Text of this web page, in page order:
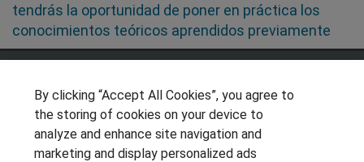
tendrás la oportunidad de poner en práctica los
conocimientos teóricos aprendidos previamente
OTROS GRUPOS DE INTERES
By clicking “Accept All Cookies”, you agree to
the storing of cookies on your device to
analyze and enhance site navigation and
marketing and display personalized ads